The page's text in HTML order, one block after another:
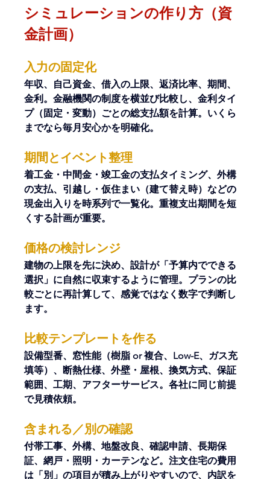
シミュレーションの作り方（資
金計画）
入力の固定化
年収、自己資金、借入の上限、返済比率、期間、
金利。金融機関の制度を横並び比較し、金利タイ
プ（固定・変動）ごとの総支払額を計算。いくら
までなら毎月安心かを明確化。
期間とイベント整理
着工金・中間金・竣工金の支払タイミング、外構
の支払、引越し・仮住まい（建て替え時）などの
現金出入りを時系列で一覧化。重複支出期間を短
くする計画が重要。
価格の検討レンジ
建物の上限を先に決め、設計が「予算内でできる
選択」に自然に収束するように管理。プランの比
較ごとに再計算して、感覚ではなく数字で判断し
ます。
比較テンプレートを作る
設備型番、窓性能（樹脂 or 複合、Low-E、ガス充
填等）、断熱仕様、外壁・屋根、換気方式、保証
範囲、工期、アフターサービス。各社に同じ前提
で見積依頼。
含まれる／別の確認
付帯工事、外構、地盤改良、確認申請、長期保
証、網戸・照明・カーテンなど。注文住宅の費用
は「別」の項目が積み上がりやすいので、内訳を